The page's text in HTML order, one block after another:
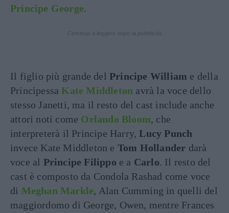
Principe George.
Il figlio più grande del Principe William e della
PrincipessaKate Middleton avrà la voce dello
stesso Janetti, ma il resto del cast include anche
attori noti come Orlando Bloom, che
interpreterà il Principe Harry,Lucy Punch
invece Kate Middleton e Tom Hollander darà
voce al Principe Filippo e a Carlo. Il resto del
cast è composto da Condola Rashad come voce
di Meghan Markle, Alan Cumming in quelli del
maggiordomo di George, Owen, mentre Frances